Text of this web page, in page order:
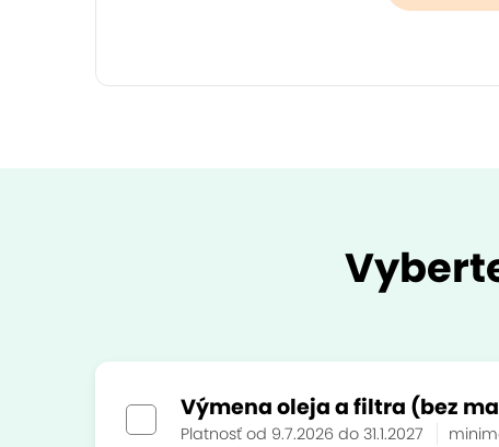
Výmena oleja a filtra (bez
Platnosť od 9.7.2026 do 31.1.2027